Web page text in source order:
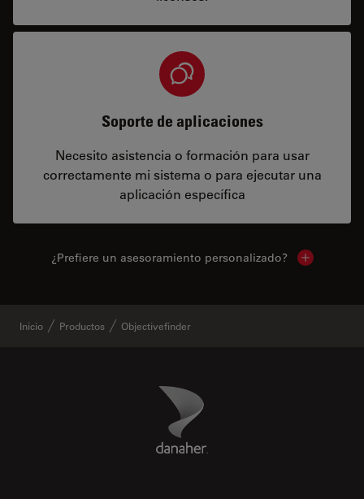
Soporte de aplicaciones
Necesito asistencia o formación para usar
correctamente mi sistema o para ejecutar una
aplicación específica
¿Prefiere un asesoramiento personalizado? Show local
Inicio Productos Objectivefinder
Danaher Logo